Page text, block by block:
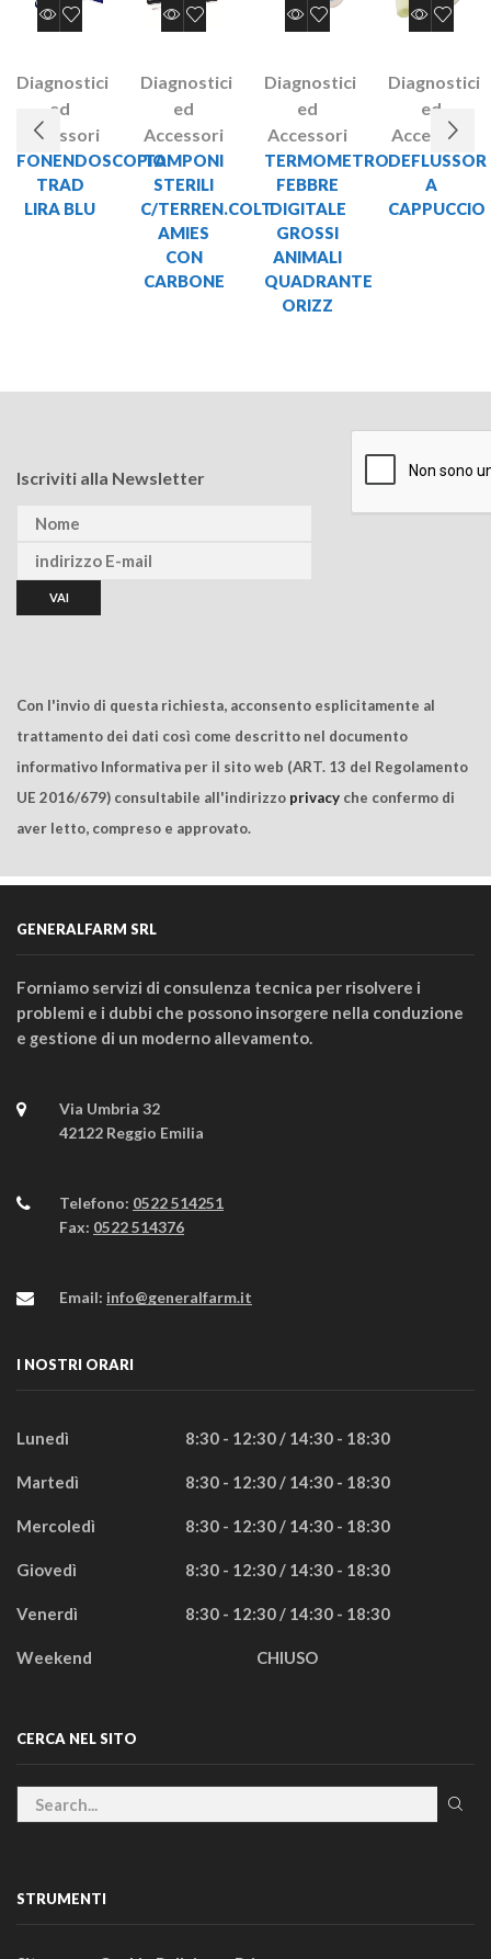
Diagnostici
ed
Accessori
FONENDOSCOPIO
TRAD
LIRA BLU
Diagnostici
ed
Accessori
TAMPONI
STERILI
C/TERREN.COLT
AMIES
CON
CARBONE
Diagnostici
ed
Accessori
TERMOMETRO
FEBBRE
DIGITALE
GROSSI
ANIMALI
QUADRANTE
ORIZZ
Diagnostici
ed
Accessori
A
CAPPUCCIO
Iscriviti alla Newsletter
Con l'invio di questa richiesta, acconsento esplicitamente al
trattamento dei dati così come descritto nel documento
informativo Informativa per il sito web (ART. 13 del Regolamento
UE 2016/679) consultabile all'indirizzo privacy che confermo di
aver letto, compreso e approvato.
GENERALFARM SRL
Forniamo servizi di consulenza tecnica per risolvere i
problemi e i dubbi che possono insorgere nella conduzione
e gestione di un moderno allevamento.
Via Umbria 32
42122 Reggio Emilia
Telefono: 0522 514251
Fax: 0522 514376
Email: info@generalfarm.it
I NOSTRI ORARI
Lunedì 8:30 - 12:30 / 14:30 - 18:30
Martedì 8:30 - 12:30 / 14:30 - 18:30
Mercoledì 8:30 - 12:30 / 14:30 - 18:30
Giovedì 8:30 - 12:30 / 14:30 - 18:30
Venerdì 8:30 - 12:30 / 14:30 - 18:30
Weekend CHIUSO
CERCA NEL SITO
STRUMENTI